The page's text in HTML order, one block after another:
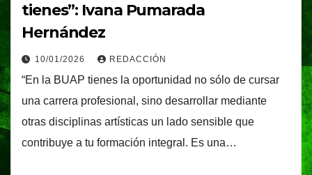
tienes”: Ivana Pumarada
Hernández
10/01/2026 REDACCIÓN
“En la BUAP tienes la oportunidad no sólo de cursar
una carrera profesional, sino desarrollar mediante
otras disciplinas artísticas un lado sensible que
contribuye a tu formación integral. Es una…